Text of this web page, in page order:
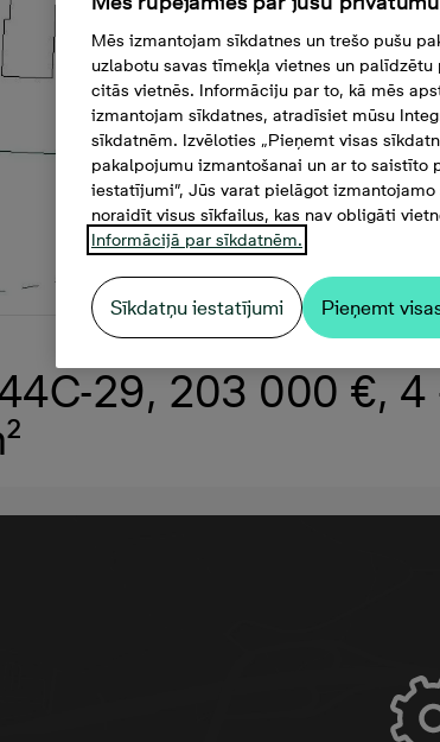
44C-29, 203 000 €,
Mēs izmantojam sīkdatnes un trešo pušu
uzlabotu savas tīmekļa vietnes un
citās vietnēs. Informāciju par to, kā mēs
izmantojam sīkdatnes, atradīsiet mūsu
sīkdatnēm. Izvēloties „Pieņemt visas
pakalpojumu izmantošanai un ar to saistīto
iestatījumi”, Jūs varat pielāgot
noraidīt visus sīkfailus, kas nav obligāti
Informācijā par sīkdatnēm.
Sīkdatņu iestatījumi Pieņemt